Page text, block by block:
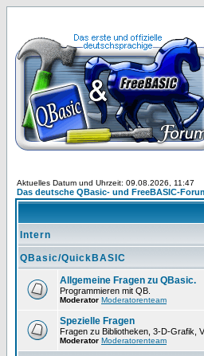
Aktuelles Datum und Uhrzeit: 09.08.2026, 11:47
Das deutsche QBasic- und FreeBASIC-
Intern
QBasic/QuickBASIC
Allgemeine Fragen zu QBasic.
Programmieren mit QB.
Moderator Moderatorenteam
Spezielle Fragen
Fragen zu Bibliotheken, 3-D-Grafik,
Moderator Moderatorenteam